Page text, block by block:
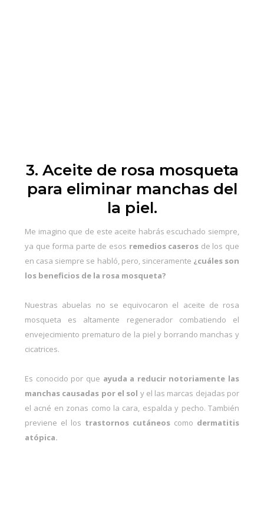
3. Aceite de rosa mosqueta
para eliminar manchas del
la piel.
Me imagino que de este aceite habrás escuchado siempre,
ya que forma parte de esos remedios caseros de los que
en casa siempre se habló, pero, sinceramente ¿cuáles son
los beneficios de la rosa mosqueta?
Nuestras abuelas no se equivocaron el aceite de rosa
mosqueta es altamente regenerador combatiendo el
envejecimiento prematuro de la piel y borrando manchas y
cicatrices.
Es conocido por que ayuda a reducir notoriamente las
manchas causadas por el sol y el las marcas dejadas por
el acné en zonas como la cara, espalda y pecho. También
previene el los trastornos cutáneos como dermatitis
atópica.